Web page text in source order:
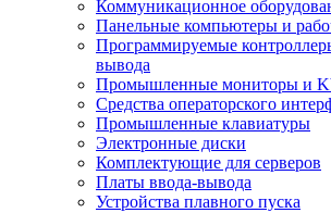
Коммуникационное
Панельные компьютеры и
Программируемые
вывода
Промышленные мониторы и
Средства операторского
Промышленные клавиатуры
Электронные диски
Комплектующие для серверов
Платы ввода-вывода
Устройства плавного пуска